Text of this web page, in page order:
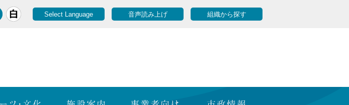
Select Language 音声読み上げ 組織から探す